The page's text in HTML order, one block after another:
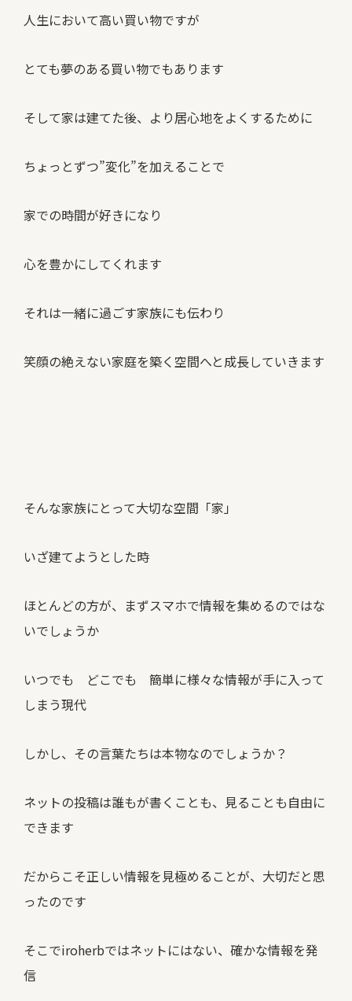
人生において高い買い物ですが
とても夢のある買い物でもあります
そして家は建てた後、より居心地をよくするために
ちょっとずつ”変化”を加えることで
家での時間が好きになり
心を豊かにしてくれます
それは一緒に過ごす家族にも伝わり
笑顔の絶えない家庭を築く空間へと成長していきます
そんな家族にとって大切な空間「家」
いざ建てようとした時
ほとんどの方が、まずスマホで情報を集めるのではな
いでしょうか
いつでも どこでも 簡単に様々な情報が手に入って
しまう現代
しかし、その言葉たちは本物なのでしょうか？
ネットの投稿は誰もが書くことも、見ることも自由に
できます
だからこそ正しい情報を見極めることが、大切だと思
ったのです
そこでiroherbではネットにはない、 確かな情報を発
信